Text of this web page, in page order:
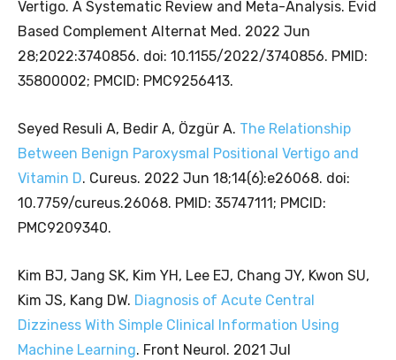
Vertigo. A Systematic Review and Meta-Analysis. Evid
Based Complement Alternat Med. 2022 Jun
28;2022:3740856. doi: 10.1155/2022/3740856. PMID:
35800002; PMCID: PMC9256413.
Seyed Resuli A, Bedir A, Özgür A. The Relationship
Between Benign Paroxysmal Positional Vertigo and
Vitamin D. Cureus. 2022 Jun 18;14(6):e26068. doi:
10.7759/cureus.26068. PMID: 35747111; PMCID:
PMC9209340.
Kim BJ, Jang SK, Kim YH, Lee EJ, Chang JY, Kwon SU,
Kim JS, Kang DW. Diagnosis of Acute Central
Dizziness With Simple Clinical Information Using
Machine Learning. Front Neurol. 2021 Jul